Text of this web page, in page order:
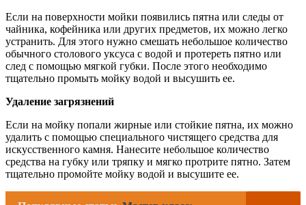
Если на поверхности мойки появились пятна или следы от
чайника, кофейника или других предметов, их можно легко
устранить. Для этого нужно смешать небольшое количество
обычного столового уксуса с водой и протереть пятно или
след с помощью мягкой губки. После этого необходимо
тщательно промыть мойку водой и высушить ее.
Удаление загрязнений
Если на мойку попали жирные или стойкие пятна, их можно
удалить с помощью специального чистящего средства для
искусственного камня. Нанесите небольшое количество
средства на губку или тряпку и мягко протрите пятно. Затем
тщательно промойте мойку водой и высушите ее.